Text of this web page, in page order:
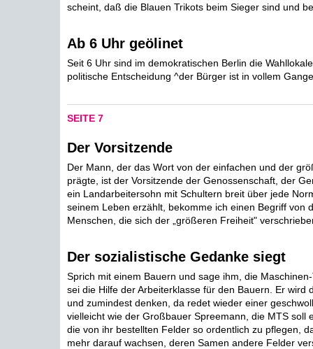
scheint, daß die Blauen Trikots beim Sieger sind und
Ab 6 Uhr geölinet
Seit 6 Uhr sind im demokratischen Berlin die
politische Entscheidung ^der Bürger ist in vollem
SEITE 7
Der Vorsitzende
Der Mann, der das Wort von der einfachen und der
prägte, ist der Vorsitzende der Genossenschaft, der
ein Landarbeitersohn mit Schultern breit über jede
seinem Leben erzählt, bekomme ich einen Begriff von
Menschen, die sich der „größeren Freiheit"
Der sozialistische Gedanke siegt
Sprich mit einem Bauern und sage ihm, die
sei die Hilfe der Arbeiterklasse für den Bauern. Er wird
und zumindest denken, da redet wieder einer
vielleicht wie der Großbauer Spreemann, die MTS soll
die von ihr bestellten Felder so ordentlich zu pflegen,
mehr darauf wachsen, deren Samen andere Felder